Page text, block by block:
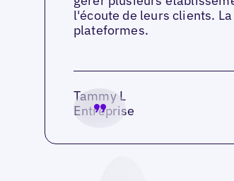
l'écoute de leurs clients.
plateformes.
Tammy L
Entreprise